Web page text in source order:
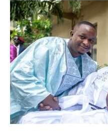
b
o
o
k
A
p
p